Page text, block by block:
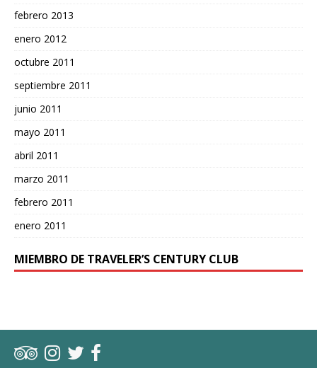
febrero 2013
enero 2012
octubre 2011
septiembre 2011
junio 2011
mayo 2011
abril 2011
marzo 2011
febrero 2011
enero 2011
MIEMBRO DE TRAVELER’S CENTURY CLUB